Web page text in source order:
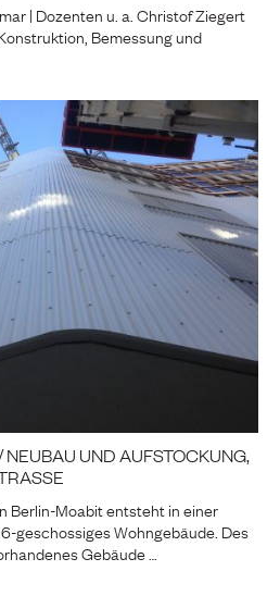
| Dozenten u. a. Christof Ziegert
Bemessung und
UND AUFSTOCKUNG,
Berlin-Moabit entsteht in einer
geschossiges Wohngebäude. Des
Gebäude …